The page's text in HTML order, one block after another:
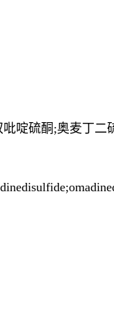
啶硫酮;奥麦丁二